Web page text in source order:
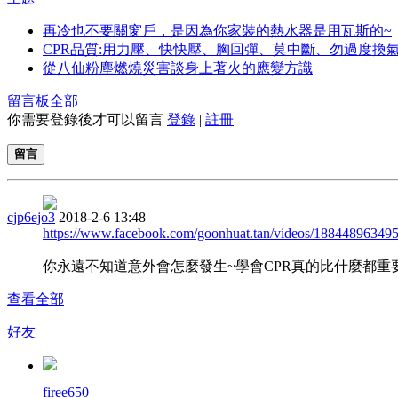
再冷也不要關窗戶，是因為你家裝的熱水器是用瓦斯的~
CPR品質:用力壓、快快壓、胸回彈、莫中斷、勿過度換
從八仙粉塵燃燒災害談身上著火的應變方識
留言板全部
你需要登錄後才可以留言 登錄 | 註冊
留言
cjp6ejo3 2018-2-6 13:48
https://www.facebook.com/goonhuat.tan/videos/
你永遠不知道意外會怎麼發生~學會CPR真的比什麼都重
查看全部
好友
firee650